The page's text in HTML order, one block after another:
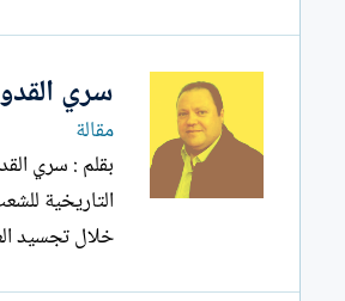
سري
مقالة
التاريخية
خلال تجسيد